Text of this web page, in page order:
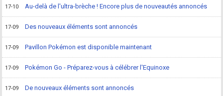
17-10 Au-delà de l'ultra-brèche ! Encore plus de nouveautés annoncés
17-09 Des nouveaux éléments sont annoncés
17-09 Pavillon Pokémon est disponible maintenant
17-09 Pokémon Go - Préparez-vous à célébrer l'Equinoxe
17-09 De nouveaux éléments sont annoncés